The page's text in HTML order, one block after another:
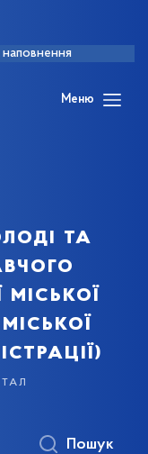
наповнення
Меню
та
міської
Пошук